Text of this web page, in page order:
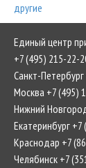
другие
Единый центр
+7 (495) 215-22-
Санкт-
Москва +7 (495)
Нижний
Екатеринбург
Краснодар +7
Челябинск +7